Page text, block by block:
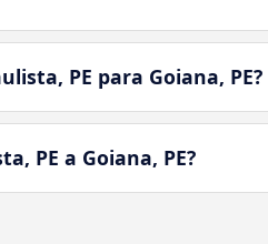
PE para Goiana, PE?
PE a Goiana, PE?